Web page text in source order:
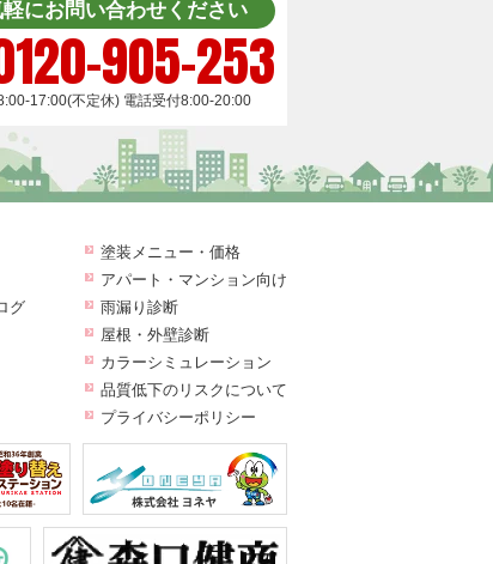
軽にお問い合わせください
905-253
17:00(不定休) 電話受付8:00-20:00
グ
塗装メニュー・価格
アパート・マンション向け
雨漏り診断
屋根・外壁診断
カラーシミュレーション
品質低下のリスクについて
プライバシーポリシー